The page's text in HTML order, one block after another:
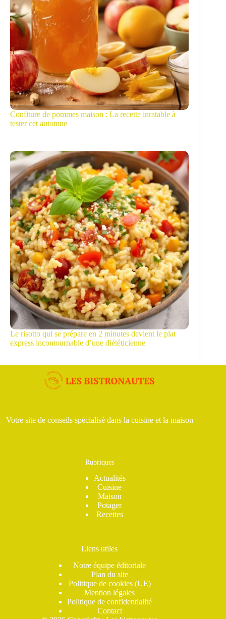
Confiture de pommes maison : La recette inratable à
tester cet automne
Le risotto qui se prépare en 2 minutes devient le plat
express incontournable d’une diététicienne
Votre site de conseils spécialisé dans la cuisine et la maison
Rubriques
Actualités
Cuisine
Maison
Potager
Recettes
Liens utiles
Notre équipe éditoriale
Plan du site
Politique de cookies (UE)
Mention légales
Politique de confidentialité
Contact